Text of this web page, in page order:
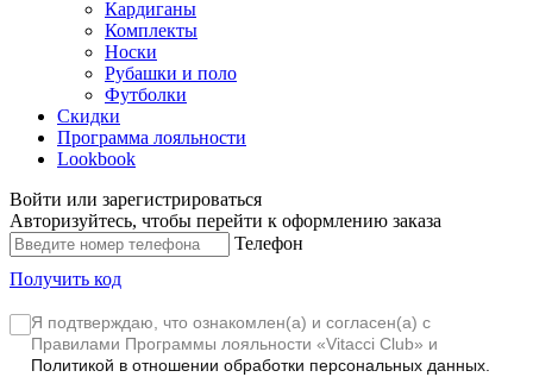
Кардиганы
Комплекты
Носки
Рубашки и поло
Футболки
Скидки
Программа лояльности
Lookbook
Войти или зарегистрироваться
Авторизуйтесь, чтобы перейти к оформлению заказа
Телефон
Получить код
Я подтверждаю, что ознакомлен(а) и согласен(а) с
Правилами Программы лояльности «Vitacci Club» и
Политикой в отношении обработки персональных данных.